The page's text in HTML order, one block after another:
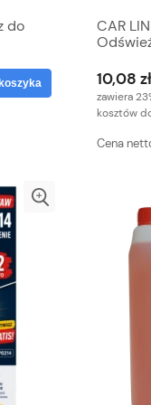
do
CAR
10,08 zł
zawiera
kosztów
Cena